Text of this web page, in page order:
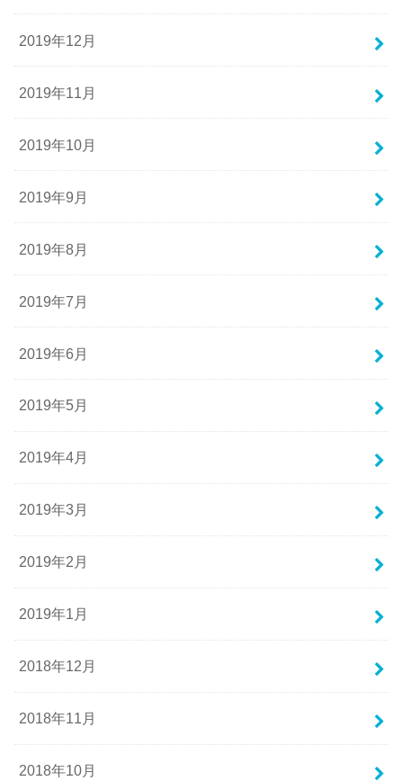
2019年12月
2019年11月
2019年10月
2019年9月
2019年8月
2019年7月
2019年6月
2019年5月
2019年4月
2019年3月
2019年2月
2019年1月
2018年12月
2018年11月
2018年10月